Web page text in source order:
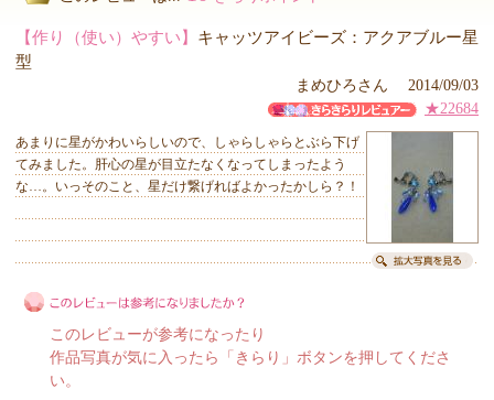
【作り（使い）やすい】 キャッツアイビーズ：アクアブルー星
型
まめひろさん 2014/09/03
★22684
あまりに星がかわいらしいので、しゃらしゃらとぶら下げ
てみました。肝心の星が目立たなくなってしまったよう
な…。いっそのこと、星だけ繋げればよかったかしら？！
このレビューが参考になったり
作品写真が気に入ったら「きらり」ボタンを押してくださ
い。